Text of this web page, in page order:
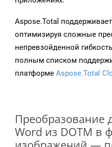
Aspose.Total
оптимизируя сложные
непревзойденной
полным списком
платформе Aspose.Total
Преобразование
Word из DOTM в